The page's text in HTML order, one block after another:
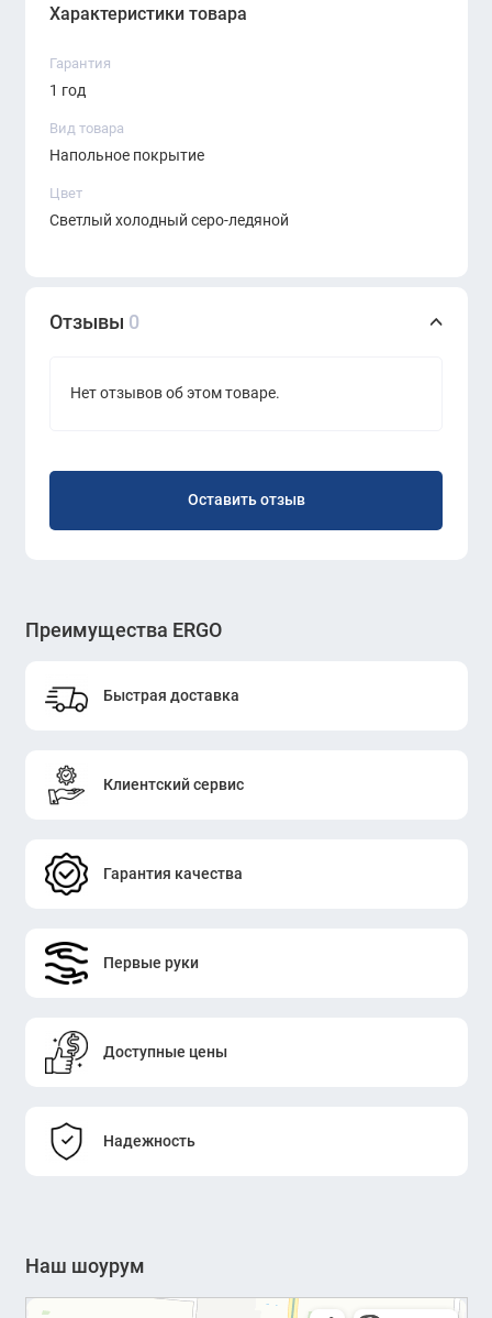
Характеристики товара
Гарантия
1 год
Вид товара
Напольное покрытие
Цвет
Светлый холодный серо-ледяной
Отзывы 0
Нет отзывов об этом товаре.
Оставить отзыв
Преимущества ERGO
Быстрая доставка
Клиентский сервис
Гарантия качества
Первые руки
Доступные цены
Надежность
Наш шоурум